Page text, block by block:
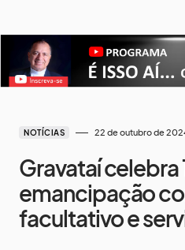
NOTÍCIAS 22 de outubro de
Gravataí celebra
emancipação
facultativo e